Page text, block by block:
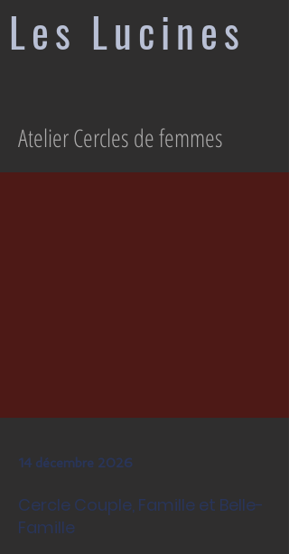
Les Lucines
14 décembre 2026
Cercle Couple, Famille et Belle-
Famille
Atelier Cercles de femmes